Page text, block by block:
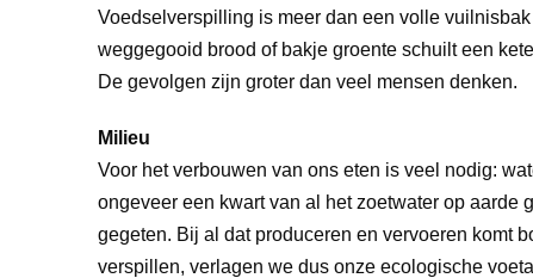
Voedselverspilling is meer dan een volle
weggegooid brood of bakje groente schuilt een
De gevolgen zijn groter dan veel mensen denken.
Milieu
Voor het verbouwen van ons eten is veel nodig:
ongeveer een kwart van al het zoetwater op
gegeten. Bij al dat produceren en vervoeren komt
verspillen, verlagen we dus onze ecologische